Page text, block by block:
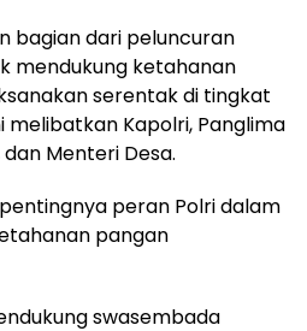
bagian dari peluncuran
mendukung ketahanan
serentak di tingkat
melibatkan Kapolri, Panglima
Menteri Desa.
peran Polri dalam
pangan
swasembada